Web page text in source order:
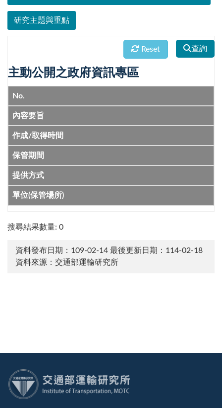
研究主題與重點
查詢
Reset
主動公開之政府資訊專區
No.
內容要旨
作成/取得時間
保管期間
提供方式
單位(保管場所)
搜尋結果數量: 0
資料發布日期：109-02-14 最後更新日期：114-02-18
資料來源：交通部運輸研究所